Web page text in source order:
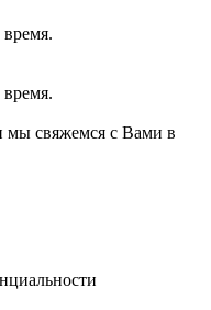
мы свяжемся с Вами в